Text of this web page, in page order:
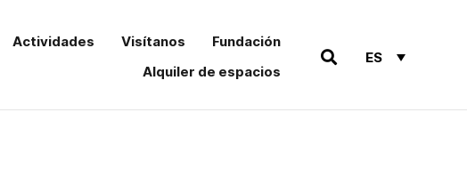
Actividades Visítanos
Fundación
Alquiler de espacios
ES